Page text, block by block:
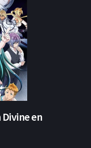
en